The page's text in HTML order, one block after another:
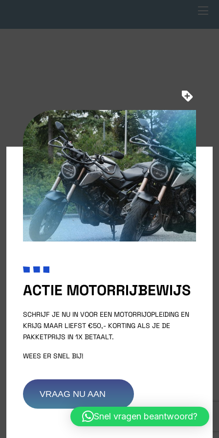
Snel vragen beantwoord?
ACTIE MOTORRIJBEWIJS
SCHRIJF JE NU IN VOOR EEN MOTORRIJOPLEIDING EN
KRIJG MAAR LIEFST €50,- KORTING ALS JE DE
PAKKETPRIJS IN 1X BETAALT.
WEES ER SNEL BIJ!
VRAAG NU AAN